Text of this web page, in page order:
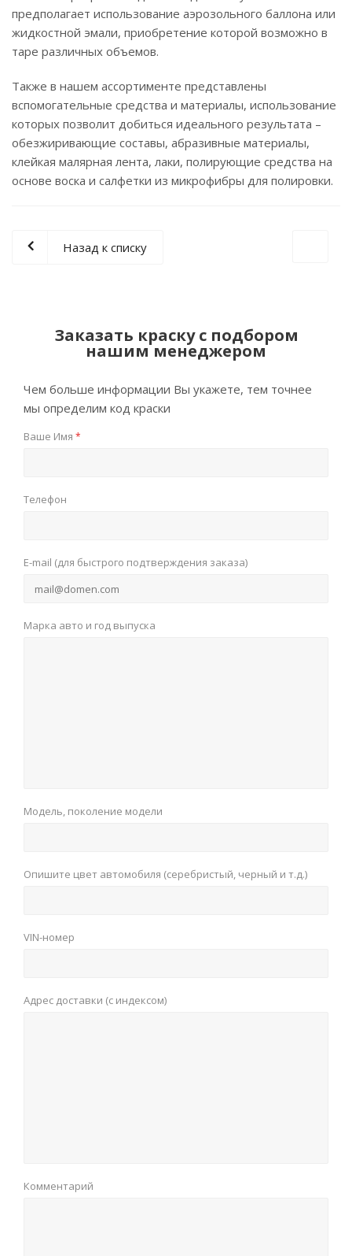
предполагает использование аэрозольного баллона или
жидкостной эмали, приобретение которой возможно в
таре различных объемов.
Также в нашем ассортименте представлены
вспомогательные средства и материалы, использование
которых позволит добиться идеального результата –
обезжиривающие составы, абразивные материалы,
клейкая малярная лента, лаки, полирующие средства на
основе воска и салфетки из микрофибры для полировки.
Назад к списку
Заказать краску с подбором
нашим менеджером
Чем больше информации Вы укажете, тем точнее
мы определим код краски
Ваше Имя *
Телефон
E-mail (для быстрого подтверждения заказа)
Марка авто и год выпуска
Модель, поколение модели
Опишите цвет автомобиля (серебристый, черный и т.д.)
VIN-номер
Адрес доставки (с индексом)
Комментарий